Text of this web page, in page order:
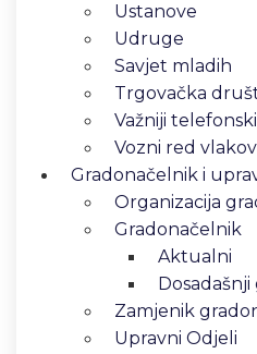
Ustanove
Udruge
Savjet mladih
Trgovačka
Važniji
Vozni red
Gradonačelnik i
Organizacija
Gradonačelnik
Aktualni
Zamjenik
Upravni Odjeli